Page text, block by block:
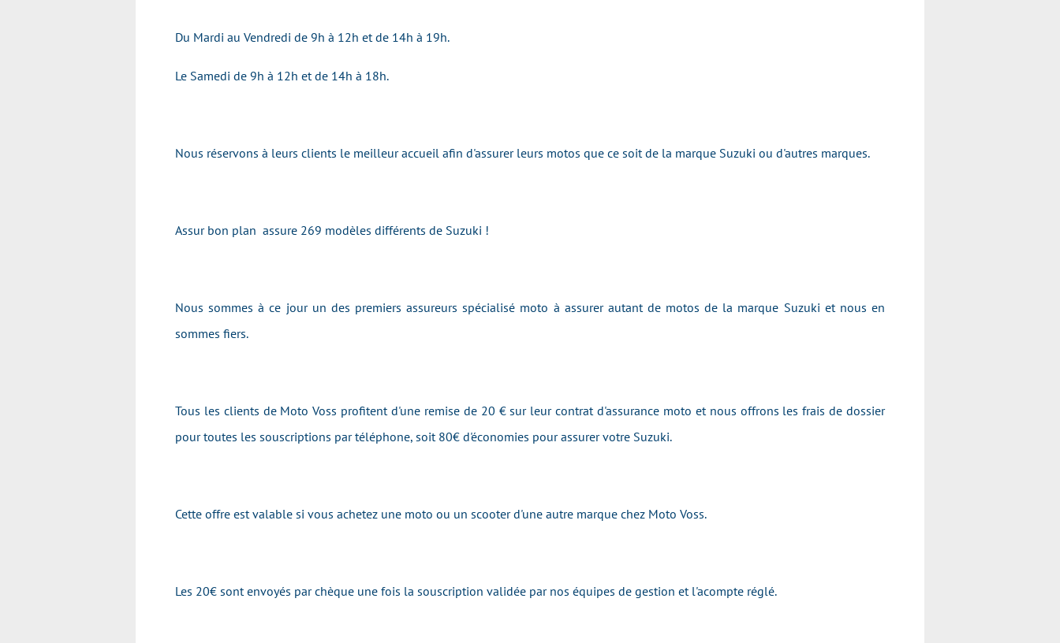
Du Mardi au Vendredi de 9h à 12h et de 14h à 19h.
Le Samedi de 9h à 12h et de 14h à 18h.
Nous réservons à leurs clients le meilleur accueil afin d'assurer leurs motos que ce soit de la marque Suzuki ou d'autres marques.
Assur bon plan assure 269 modèles différents de Suzuki !
Nous sommes à ce jour un des premiers assureurs spécialisé moto à assurer autant de motos de la marque Suzuki et nous en
sommes fiers.
Tous les clients de Moto Voss profitent d'une remise de 20 € sur leur contrat d'assurance moto et nous offrons les frais de dossier
pour toutes les souscriptions par téléphone, soit 80€ d'économies pour assurer votre Suzuki.
Cette offre est valable si vous achetez une moto ou un scooter d'une autre marque chez Moto Voss.
Les 20€ sont envoyés par chèque une fois la souscription validée par nos équipes de gestion et l'acompte réglé.